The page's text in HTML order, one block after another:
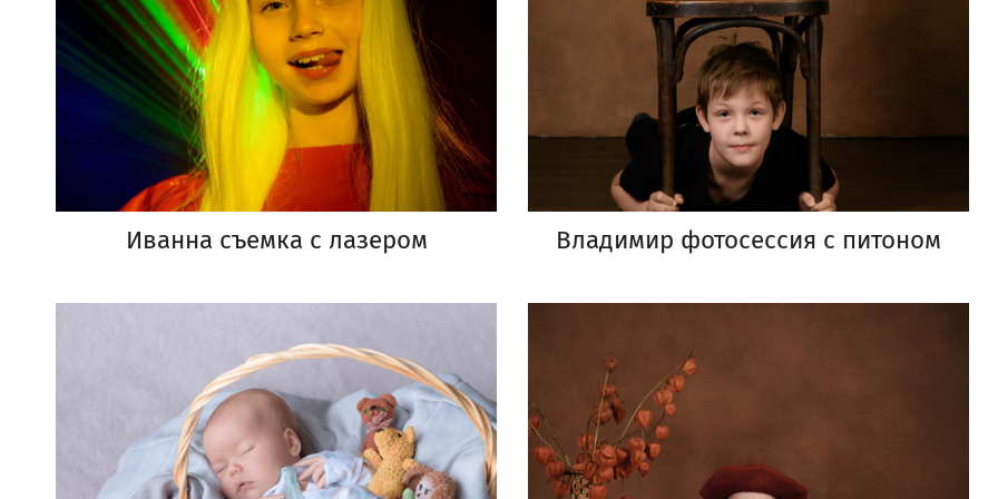
Иванна съемка с лазером Владимир фотосессия с питоном